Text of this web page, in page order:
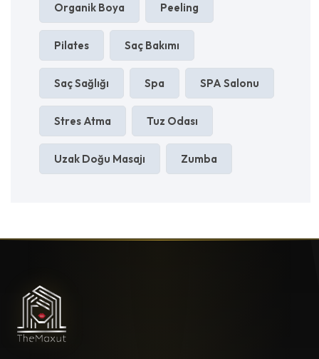
Organik Boya Peeling
Pilates Saç Bakımı
Saç Sağlığı Spa SPA Salonu
Stres Atma Tuz Odası
Uzak Doğu Masajı Zumba